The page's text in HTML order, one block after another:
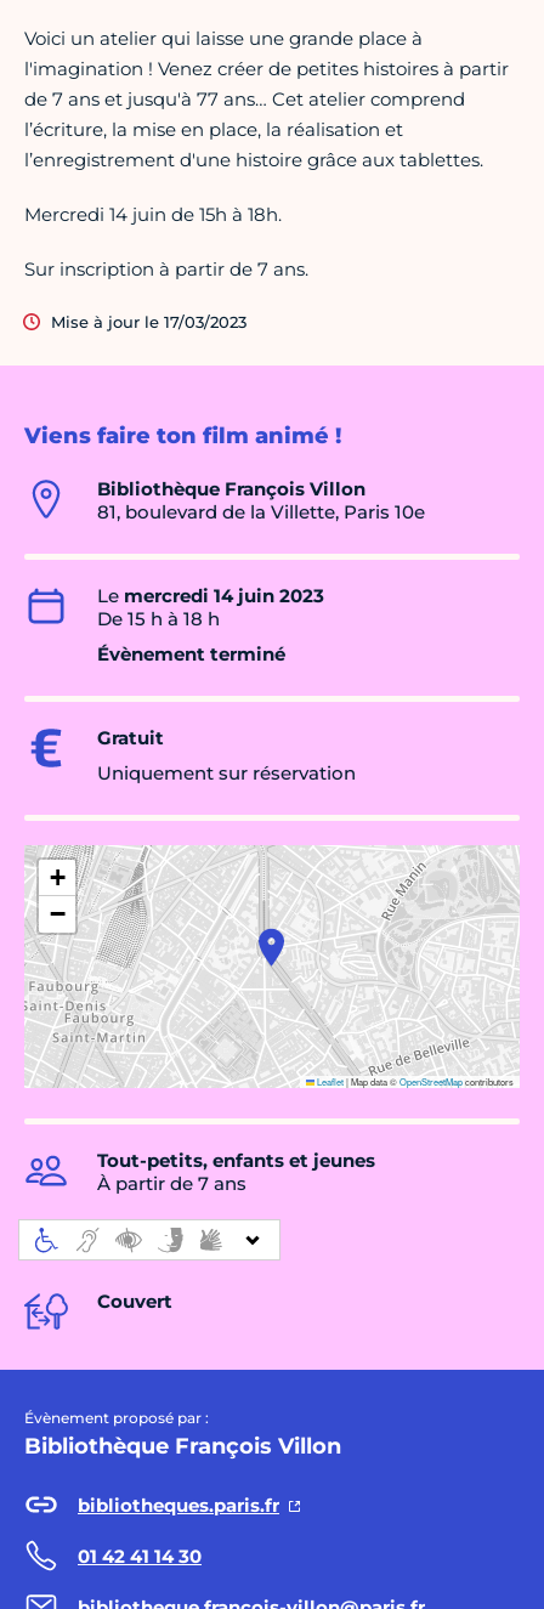
Viens faire ton film animé !
Bibliothèque François Villon
81, boulevard de la Villette, Paris 10e
Le mercredi 14 juin 2023
De 15 h à 18 h
Évènement terminé
Gratuit
Uniquement sur réservation
+
−
Leaflet|Map data ©OpenStreetMapcontributors
Tout-petits, enfants et jeunes
À partir de 7 ans
Couvert
Évènement proposé par :
Bibliothèque François Villon
bibliotheques.paris.fr
01 42 41 14 30
Voici un atelier qui laisse une grande place à
l'imagination ! Venez créer de petites histoires à partir
de 7 ans et jusqu'à 77 ans… Cet atelier comprend
l’écriture, la mise en place, la réalisation et
l’enregistrement d'une histoire grâce aux tablettes.
Mercredi 14 juin de 15h à 18h.
Sur inscription à partir de 7 ans.
Mise à jour le 17/03/2023